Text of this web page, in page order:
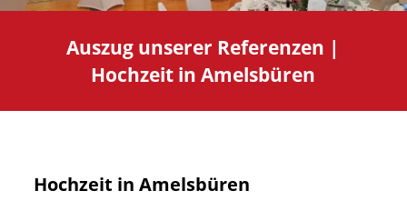
Auszug unserer Referenzen |
Hochzeit in Amelsbüren
Hochzeit in Amelsbüren